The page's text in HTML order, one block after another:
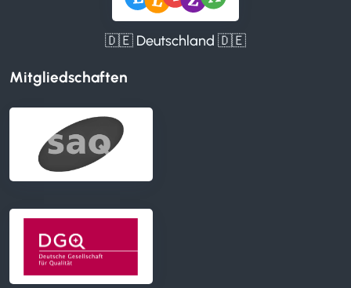
🇩🇪 Deutschland 🇩🇪
Mitgliedschaften